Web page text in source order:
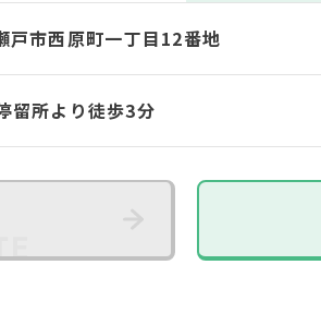
戸市西原町一丁目12番地
留所より徒歩3分